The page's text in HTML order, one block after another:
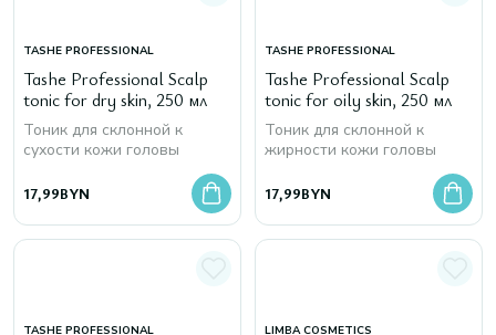
TASHE PROFESSIONAL
Tashe Professional Scalp
tonic for dry skin, 250 мл
Тоник для склонной к
сухости кожи головы
17,99BYN
TASHE PROFESSIONAL
Tashe Professional Scalp
tonic for oily skin, 250 мл
Тоник для склонной к
жирности кожи головы
17,99BYN
TASHE PROFESSIONAL LIMBA COSMETICS